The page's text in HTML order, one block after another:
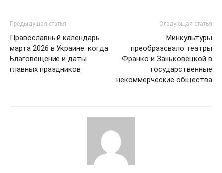
Предыдущая статья
Православный календарь
марта 2026 в Украине: когда
Благовещение и даты
главных праздников
Следующая статья
Минкультуры
преобразовало театры
Франко и Заньковецкой в
государственные
некоммерческие общества